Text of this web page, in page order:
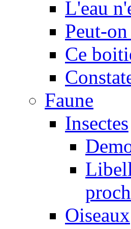
L'eau
Peut-
Ce
Faune
Insectes
Oiseaux